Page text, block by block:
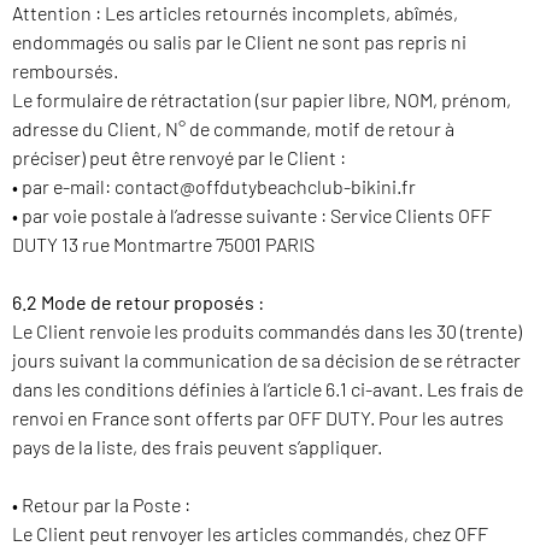
Attention : Les articles retournés incomplets, abîmés,
endommagés ou salis par le Client ne sont pas repris ni
remboursés.
Le formulaire de rétractation (sur papier libre, NOM, prénom,
adresse du Client, N° de commande, motif de retour à
préciser) peut être renvoyé par le Client :
• par e-mail: contact@offdutybeachclub-bikini.fr
• par voie postale à l’adresse suivante : Service Clients OFF
DUTY 13 rue Montmartre 75001 PARIS
6.2 Mode de retour proposés :
Le Client renvoie les produits commandés dans les 30 (trente)
jours suivant la communication de sa décision de se rétracter
dans les conditions définies à l’article 6.1 ci-avant. Les frais de
renvoi en France sont offerts par OFF DUTY. Pour les autres
pays de la liste, des frais peuvent s’appliquer.
• Retour par la Poste :
Le Client peut renvoyer les articles commandés, chez OFF